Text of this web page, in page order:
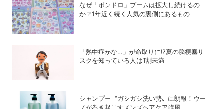
なぜ「ボンドロ」ブームは拡大し続けるの
か？1年近く続く人気の裏側にあるもの
「熱中症かな…」が命取りに!?夏の脳梗塞リ
スクを知っている人は1割未満
シャンプー〝ガシガシ洗い勢〟に朗報！ウー
ノが巻き起こすメンズヘアケア旋風